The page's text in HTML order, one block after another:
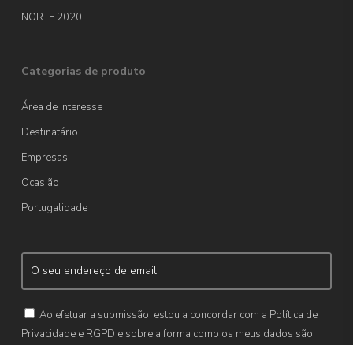
NORTE 2020
Categorias de produto
Área de Interesse
Destinatário
Empresas
Ocasião
Portugalidade
Ao efetuar a submissão, estou a concordar com a Política de
Privacidade e RGPD e sobre a forma como os meus dados são